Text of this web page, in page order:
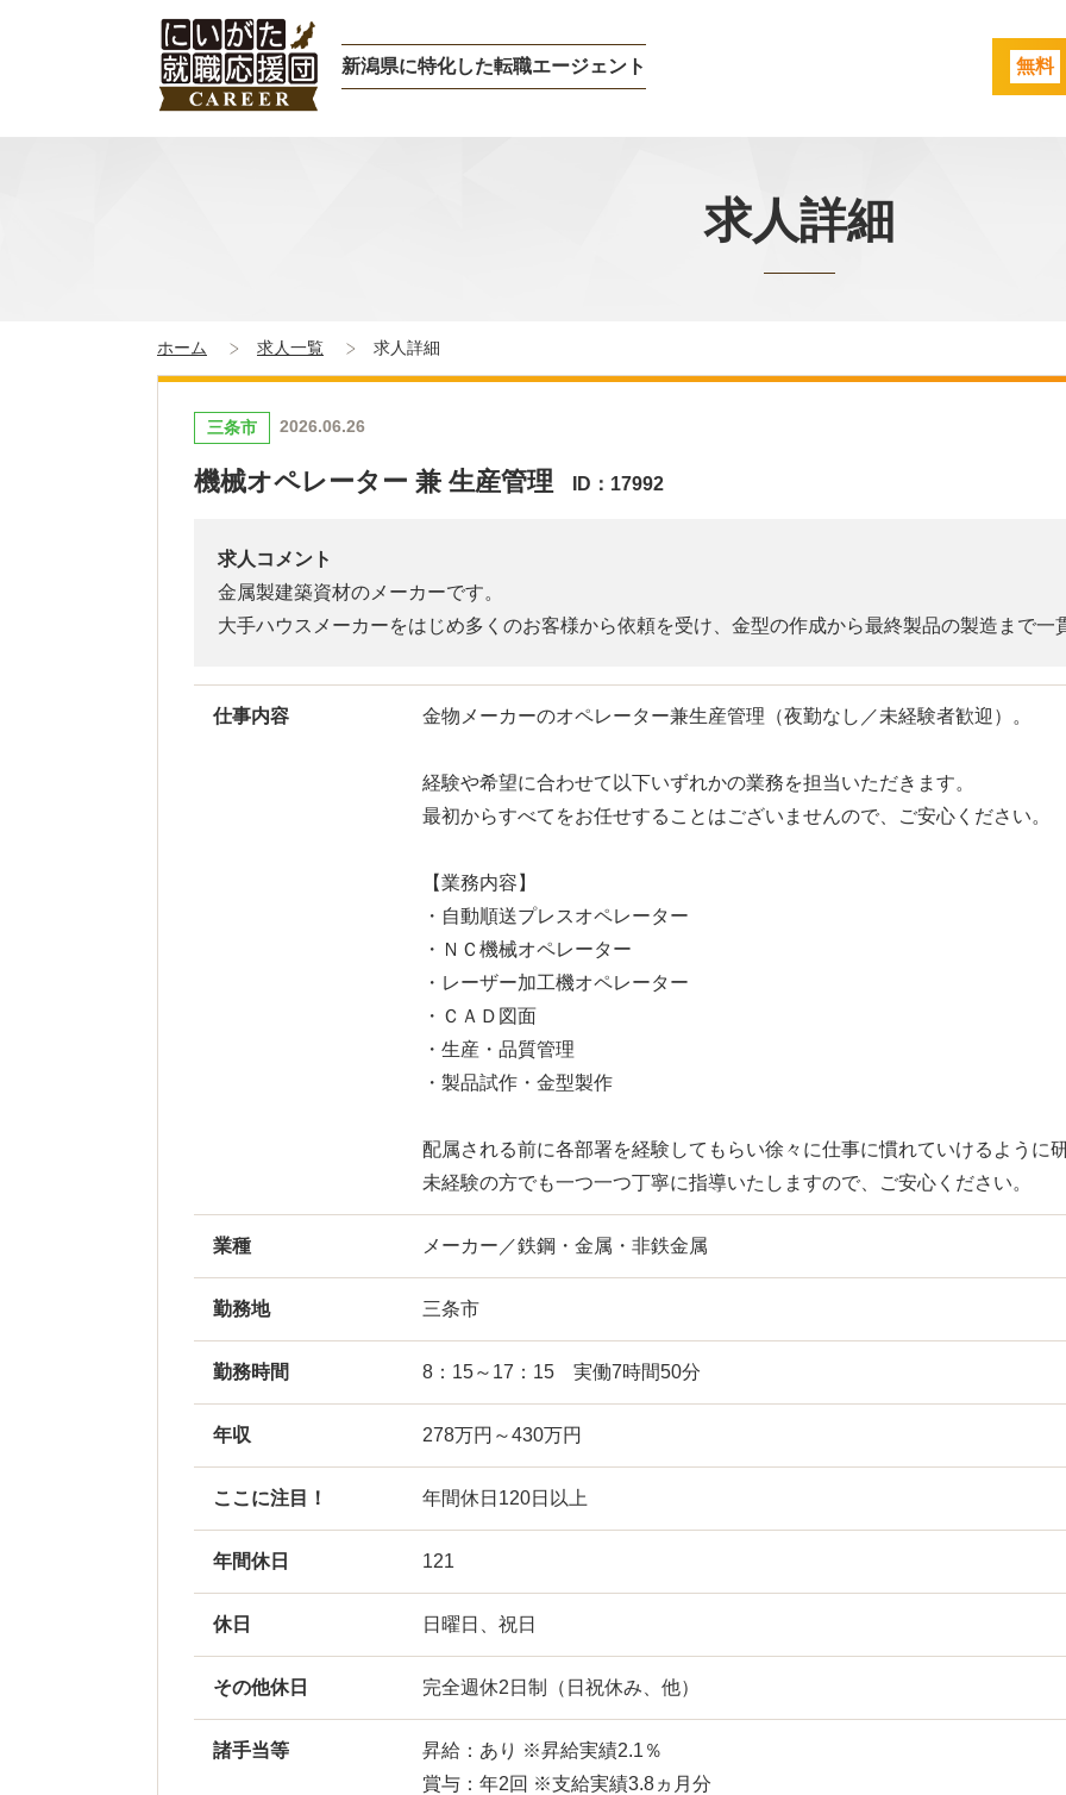
新潟県に特化した転職エージェント 無料
求人詳細
ホーム 求人一覧 求人詳細
三条市 2026.06.26
機械オペレーター 兼 生産管理 ID：17992
求人コメント
金属製建築資材のメーカーです。
大手ハウスメーカーをはじめ多くのお客様から依頼を受け、金型の作成から最終製品の製造まで一
仕事内容 金物メーカーのオペレーター兼生産管理（夜勤なし／未経験者歓迎）。
経験や希望に合わせて以下いずれかの業務を担当いただきます。
最初からすべてをお任せすることはございませんので、ご安心ください。
【業務内容】
・自動順送プレスオペレーター
・ＮＣ機械オペレーター
・レーザー加工機オペレーター
・ＣＡＤ図面
・生産・品質管理
・製品試作・金型製作
配属される前に各部署を経験してもらい徐々に仕事に慣れていけるように
未経験の方でも一つ一つ丁寧に指導いたしますので、ご安心ください。
業種 メーカー／鉄鋼・金属・非鉄金属
勤務地 三条市
勤務時間 8：15～17：15 実働7時間50分
年収 278万円～430万円
ここに注目！ 年間休日120日以上
年間休日 121
休日 日曜日、祝日
その他休日 完全週休2日制（日祝休み、他）
諸手当等
昇給：あり ※昇給実績2.1％
賞与：年2回 ※支給実績3.8ヵ月分